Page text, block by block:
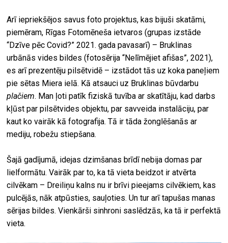
Arī iepriekšējos savus foto projektus, kas bijuši skatāmi,
piemēram, Rīgas Fotomēneša ietvaros (grupas izstāde
“Dzīve pēc Covid?” 2021. gada pavasarī) – Bruklinas
urbānās vides bildes (fotosērija “Nelīmējiet afišas”, 2021),
es arī prezentēju pilsētvidē – izstādot tās uz koka paneļiem
pie sētas Miera ielā. Kā atsauci uz Bruklinas būvdarbu
plačiem. Man ļoti patīk fiziskā tuvība ar skatītāju, kad darbs
kļūst par pilsētvides objektu, par savveida instalāciju, par
kaut ko vairāk kā fotografija. Tā ir tāda žonglēšanās ar
mediju, robežu stiepšana.
Šajā gadījumā, idejas dzimšanas brīdī nebija domas par
lielformātu. Vairāk par to, ka tā vieta beidzot ir atvērta
cilvēkam – Dreiliņu kalns nu ir brīvi pieejams cilvēkiem, kas
pulcējās, nāk atpūsties, sauļoties. Un tur arī tapušas manas
sērijas bildes. Vienkārši sinhroni saslēdzās, ka tā ir perfektā
vieta.